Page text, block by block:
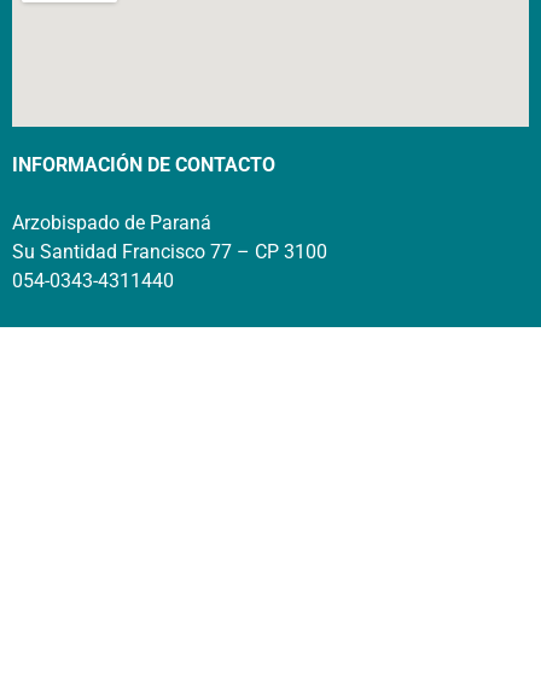
INFORMACIÓN DE CONTACTO
Arzobispado de Paraná
Su Santidad Francisco 77 – CP 3100
054-0343-4311440